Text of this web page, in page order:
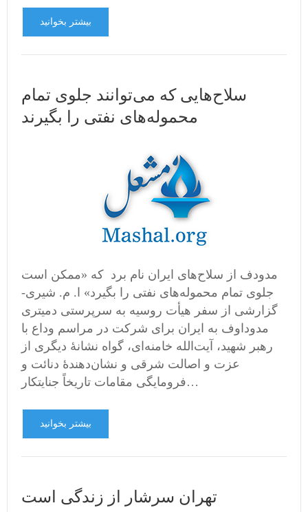
بیشتر بخوانید
سلاح‌هایی که می‌توانند جلوی تمام
محموله‌های نفتی را بگیرند
مدودف از سلاح‌های ایران نام برد که «ممکن است
جلوی تمام محموله‌های نفتی را بگیرد» ا. م. شیری-
گزارشی از سفر هیأت روسیه به سرپرستی دمیتری
مدوداوف به ایران برای شرکت در مراسم وداع با
رهبر شهید، آیت‌الله خامنه‌ای، گواه نشانۀ دیگری از
عزت و اصالت شرقی و نشان‌دهندۀ دنائت و
فرومایگی مقامات تاریخاً جنایتکار…
بیشتر بخوانید
تهران سرشار از زندگی است